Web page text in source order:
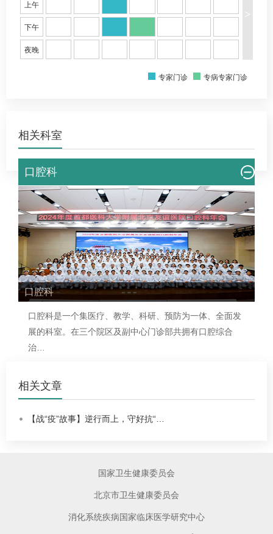
上午
下午
夜晚
>
专家门诊 专病专家门诊
相关科室
口腔科
口腔科
口腔科是一个集医疗、教学、科研、预防为一体、全面发
展的科室。在三个院区及副中心门诊部共拥有口腔综合
治…
相关文章
【战“疫”故事】逆行而上，守好抗“…
国家卫生健康委员会
北京市卫生健康委员会
消化系统疾病国家临床医学研究中心